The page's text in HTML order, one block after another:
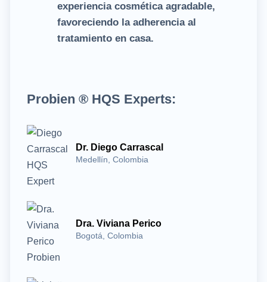
experiencia cosmética agradable,
favoreciendo la adherencia al
tratamiento en casa.
Probien ® HQS Experts:
Dr. Diego Carrascal
Medellín, Colombia
Dra. Viviana Perico
Bogotá, Colombia